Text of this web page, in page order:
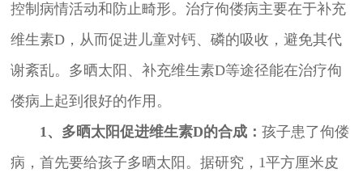
控制病情活动和防止畸形。治疗佝偻病主要在于补充
维生素D，从而促进儿童对钙、磷的吸收，避免其代
谢紊乱。多晒太阳、补充维生素D等途径能在治疗佝
偻病上起到很好的作用。
1、多晒太阳促进维生素D的合成： 孩子患了佝偻
病，首先要给孩子多晒太阳。据研究，1平方厘米皮